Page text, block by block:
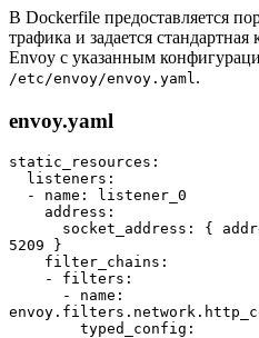
В Dockerfile предоставляется
трафика и задается стандартная
Envoy с указанным
/etc/envoy/envoy.yaml .
envoy.yaml
static_resources:
  listeners:
  - name: listener_0
    address:
5209 }
    filter_chains:
    - filters:
        typed_config: